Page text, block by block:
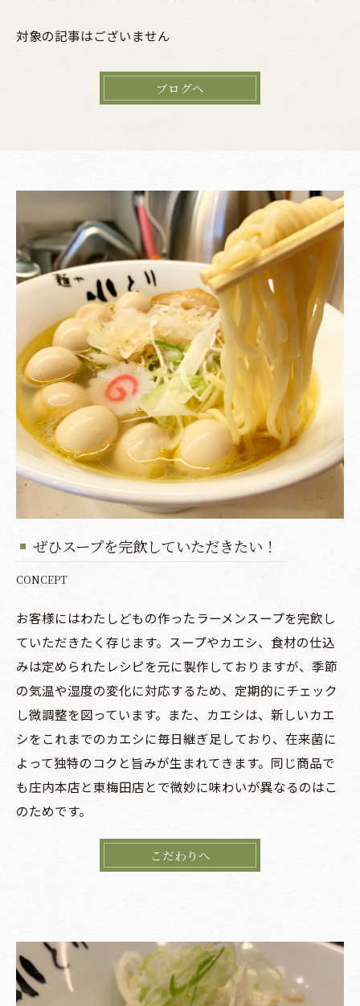
対象の記事はございません
ブログへ
ぜひスープを完飲していただきたい！
CONCEPT
お客様にはわたしどもの作ったラーメンスープを完飲し
ていただきたく存じます。スープやカエシ、食材の仕込
みは定められたレシピを元に製作しておりますが、季節
の気温や湿度の変化に対応するため、定期的にチェック
し微調整を図っています。また、カエシは、新しいカエ
シをこれまでのカエシに毎日継ぎ足しており、在来菌に
よって独特のコクと旨みが生まれてきます。同じ商品で
も庄内本店と東梅田店とで微妙に味わいが異なるのはこ
のためです。
こだわりへ